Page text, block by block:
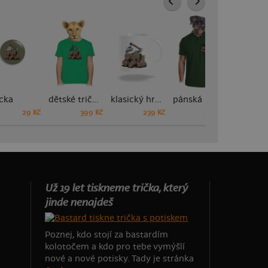
29 Kč
dětské tričko
399 Kč
klasický hrnek
239 Kč 449 Kč
Už 19 let tiskneme trička, který
jinde nenajdeš
Poznej, kdo stojí za bastardím
kolotočem a kdo pro tebe vymýšlí
nové a nové potisky. Tady je stránka